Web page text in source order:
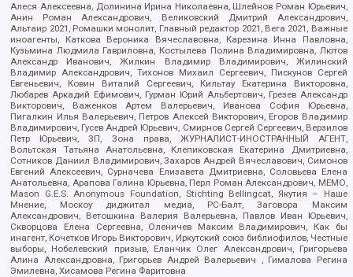
Алеся Алексеевна, Долинина Ирина Николаевна, Шлейнов Роман Юрьевич,
Анин Роман Александрович, Великовский Дмитрий Александрович,
Альтаир 2021, Ромашки монолит, Главный редактор 2021, Вега 2021, Важные
иноагенты, Каткова Вероника Вячеславовна, Карезина Инна Павловна,
Кузьмина Людмила Гавриловна, Костылева Полина Владимировна, Лютов
Александр Иванович, Жилкин Владимир Владимирович, Жилинский
Владимир Александрович, Тихонов Михаил Сергеевич, Пискунов Сергей
Евгеньевич, Ковин Виталий Сергеевич, Кильтау Екатерина Викторовна,
Любарев Аркадий Ефимович, Гурман Юрий Альбертович, Грезев Александр
Викторович, Важенков Артем Валерьевич, Иванова София Юрьевна,
Пигалкин Илья Валерьевич, Петров Алексей Викторович, Егоров Владимир
Владимирович, Гусев Андрей Юрьевич, Смирнов Сергей Сергеевич, Верзилов
Петр Юрьевич, ЗП, Зона права, ЖУРНАЛИСТ-ИНОСТРАННЫЙ АГЕНТ,
Вольтская Татьяна Анатольевна, Клепиковская Екатерина Дмитриевна,
Сотников Даниил Владимирович, Захаров Андрей Вячеславович, Симонов
Евгений Алексеевич, Сурначева Елизавета Дмитриевна, Соловьева Елена
Анатольевна, Арапова Галина Юрьевна, Перл Роман Александрович, МЕМО,
Mason G.E.S. Anonymous Foundation, Stichting Bellingcat, Якутия – Наше
Мнение, Москоу диджитал медиа, РС-Балт, Заговора Максим
Александрович, Ветошкина Валерия Валерьевна, Павлов Иван Юрьевич,
Скворцова Елена Сергеевна, Оленичев Максим Владимирович, Как бы
инагент, Кочетков Игорь Викторович, Иркутский союз библиофилов, Честные
выборы, Нобелевский призыв, Еланчик Олег Александрович, Григорьева
Алина Александровна, Григорьев Андрей Валерьевич , Гималова Регина
Эмилевна, Хисамова Регина Фаритовна